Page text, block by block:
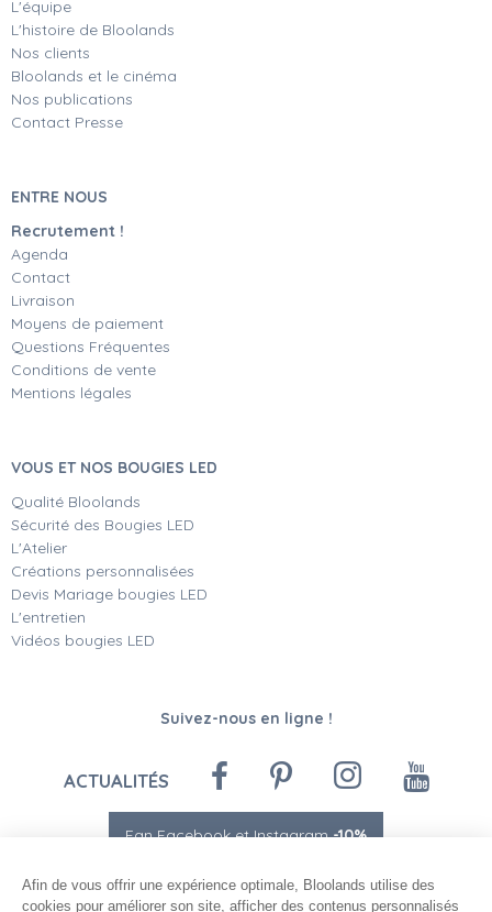
L'équipe
L'histoire de Bloolands
Nos clients
Bloolands et le cinéma
Nos publications
Contact Presse
ENTRE NOUS
Recrutement !
Agenda
Contact
Livraison
Moyens de paiement
Questions Fréquentes
Conditions de vente
Mentions légales
VOUS ET NOS BOUGIES LED
Qualité Bloolands
Sécurité des Bougies LED
L'Atelier
Créations personnalisées
Devis Mariage bougies LED
L'entretien
Vidéos bougies LED
Suivez-nous en ligne !
ACTUALITÉS
Fan Facebook et Instagram-10%
Afin de vous offrir une expérience optimale, Bloolands utilise des
cookies pour améliorer son site, afficher des contenus personnalisés